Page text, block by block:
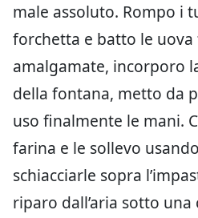
male assoluto. Rompo i
forchetta e batto le
amalgamate, incorporo
della fontana, metto da
uso finalmente le mani.
farina e le sollevo
schiacciarle sopra
riparo dall’aria sotto